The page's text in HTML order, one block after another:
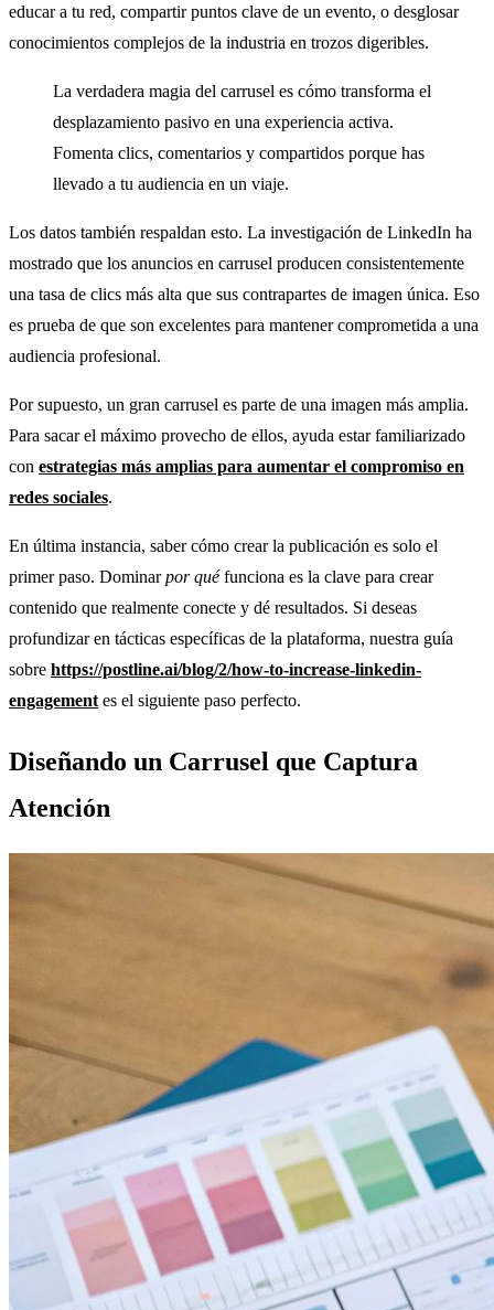
educar a tu red, compartir puntos clave de un evento, o desglosar
conocimientos complejos de la industria en trozos digeribles.
La verdadera magia del carrusel es cómo transforma el
desplazamiento pasivo en una experiencia activa.
Fomenta clics, comentarios y compartidos porque has
llevado a tu audiencia en un viaje.
Los datos también respaldan esto. La investigación de LinkedIn ha
mostrado que los anuncios en carrusel producen consistentemente
una tasa de clics más alta que sus contrapartes de imagen única. Eso
es prueba de que son excelentes para mantener comprometida a una
audiencia profesional.
Por supuesto, un gran carrusel es parte de una imagen más amplia.
Para sacar el máximo provecho de ellos, ayuda estar familiarizado
con estrategias más amplias para aumentar el compromiso en
redes sociales.
En última instancia, saber cómo crear la publicación es solo el
primer paso. Dominarpor quéfunciona es la clave para crear
contenido que realmente conecte y dé resultados. Si deseas
profundizar en tácticas específicas de la plataforma, nuestra guía
sobre https://postline.ai/blog/2/how-to-increase-linkedin-
engagement es el siguiente paso perfecto.
Diseñando un Carrusel que Captura
Atención